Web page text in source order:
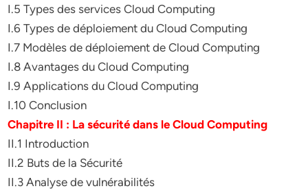
I.5 Types des services Cloud Computing
I.6 Types de déploiement du Cloud Computing
I.7 Modèles de déploiement de Cloud Computing
I.8 Avantages du Cloud Computing
I.9 Applications du Cloud Computing
I.10 Conclusion
Chapitre II : La sécurité dans le Cloud Computing
II.1 Introduction
II.2 Buts de la Sécurité
II.3 Analyse de vulnérabilités